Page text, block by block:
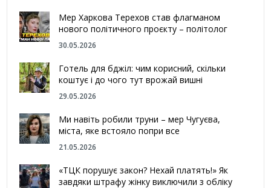
Мер Харкова Терехов став флагманом
нового політичного проєкту – політолог
30.05.2026
Готель для бджіл: чим корисний, скільки
коштує і до чого тут врожай вишні
29.05.2026
Ми навіть робили труни – мер Чугуєва,
міста, яке встояло попри все
21.05.2026
«ТЦК порушує закон? Нехай платять!» Як
завдяки штрафу жінку виключили з обліку